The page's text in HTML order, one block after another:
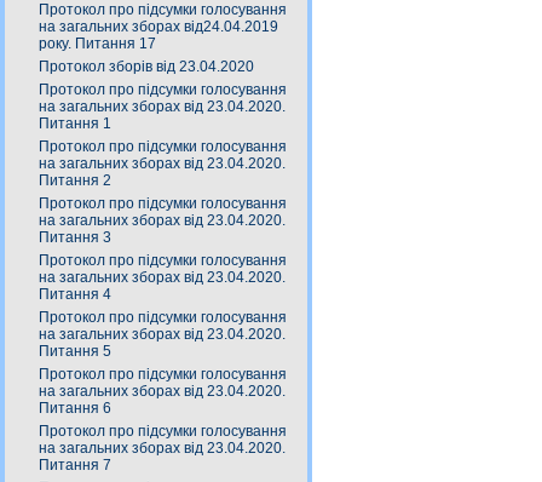
Протокол про підсумки голосування
на загальних зборах від24.04.2019
року. Питання 17
Протокол зборів від 23.04.2020
Протокол про підсумки голосування
на загальних зборах від 23.04.2020.
Питання 1
Протокол про підсумки голосування
на загальних зборах від 23.04.2020.
Питання 2
Протокол про підсумки голосування
на загальних зборах від 23.04.2020.
Питання 3
Протокол про підсумки голосування
на загальних зборах від 23.04.2020.
Питання 4
Протокол про підсумки голосування
на загальних зборах від 23.04.2020.
Питання 5
Протокол про підсумки голосування
на загальних зборах від 23.04.2020.
Питання 6
Протокол про підсумки голосування
на загальних зборах від 23.04.2020.
Питання 7